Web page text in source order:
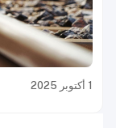
1 أكتوبر 2025